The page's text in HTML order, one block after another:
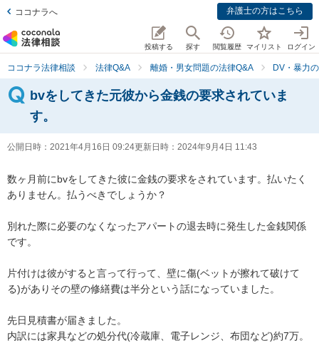
ココナラへ 弁護士の方はこちら
投稿する 探す 閲覧履歴 マイリスト ログイン
ココナラ法律相談 法律Q&A 離婚・男女問題の法律Q&A DV・暴力
bvをしてきた元彼から金銭の要求されていま
す。
公開日時： 2021年4月16日 09:24更新日時： 2024年9月4日 11:43
数ヶ月前にbvをしてきた彼に金銭の要求をされています。払いたく
ありません。払うべきでしょうか？
別れた際に必要のなくなったアパートの退去時に発生した金銭関係
です。
片付けは彼がすると言って行って、壁に傷(ベットが擦れて破けて
る)がありその壁の修繕費は半分という話になっていました。
先日見積書が届きました。
内訳には家具などの処分代(冷蔵庫、電子レンジ、布団など)約7万。